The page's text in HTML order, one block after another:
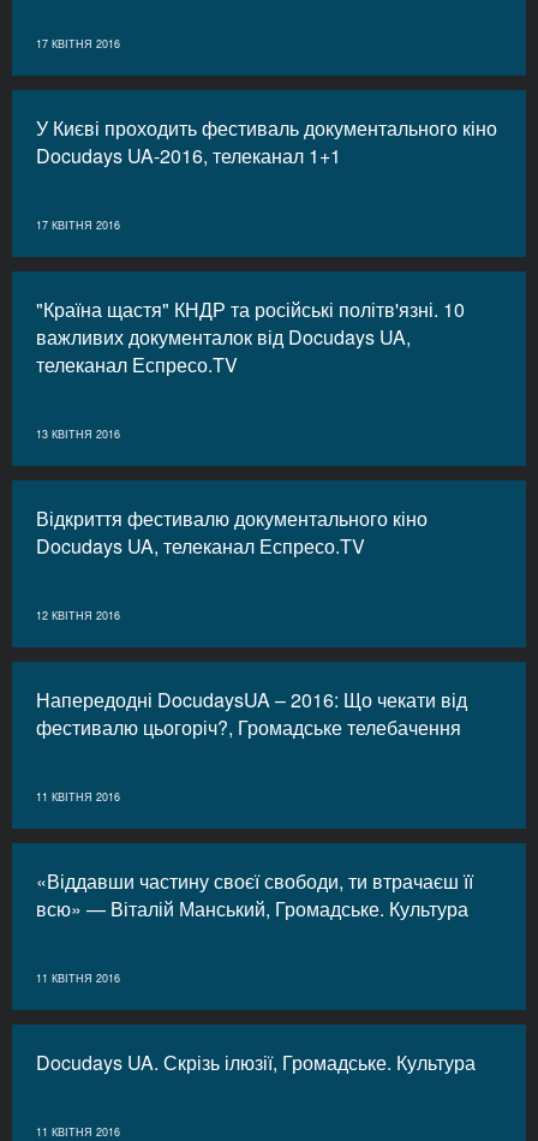
17 КВІТНЯ 2016
У Києві проходить фестиваль документального кіно
Docudays UA-2016, телеканал 1+1
17 КВІТНЯ 2016
"Країна щастя" КНДР та російські політв'язні. 10
важливих документалок від Docudays UA,
телеканал Еспресо.TV
13 КВІТНЯ 2016
Відкриття фестивалю документального кіно
Docudays UA, телеканал Еспресо.TV
12 КВІТНЯ 2016
Напередодні DocudaysUA – 2016: Що чекати від
фестивалю цьогоріч?, Громадське телебачення
11 КВІТНЯ 2016
«Віддавши частину своєї свободи, ти втрачаєш її
всю» — Віталій Манський, Громадське. Культура
11 КВІТНЯ 2016
Docudays UA. Скрізь ілюзії, Громадське. Культура
11 КВІТНЯ 2016